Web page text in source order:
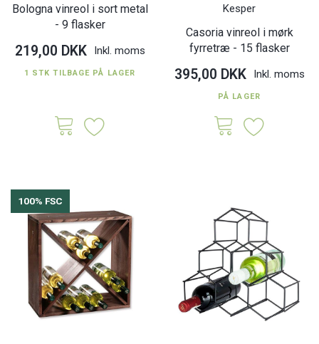
Bologna vinreol i sort metal
- 9 flasker
219,00 DKK Inkl. moms
1 STK TILBAGE PÅ LAGER
Kesper
Casoria vinreol i mørk
fyrretræ - 15 flasker
395,00 DKK Inkl. moms
PÅ LAGER
100% FSC